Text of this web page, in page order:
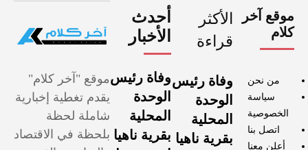
موقع آخر
كلام
من نحن
سياسة
الخصوصية
اتصل بنا
أعلن معنا
الأكثر
قراءة
وفاة رئيس
الوحدة
المحلية
بقرية ناهيا
أحدث
الأخبار
وفاة رئيس
الوحدة
المحلية
بقرية ناهيا
موقع "آخر كلام"
يقدم تغطية إخبارية
شاملة لحظة
بلحظة في الاقتصاد